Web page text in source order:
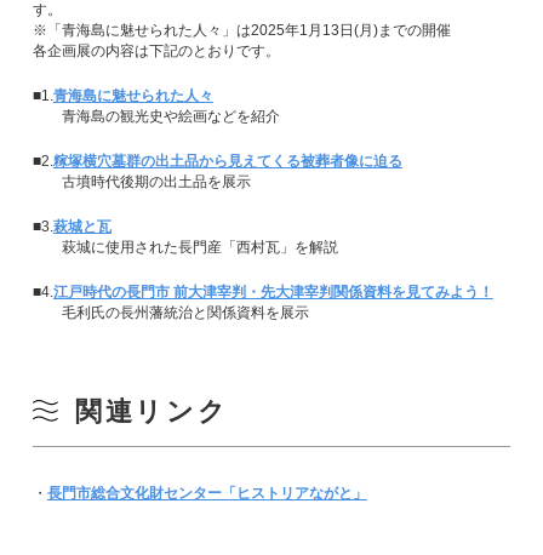
す。
※「青海島に魅せられた人々」は2025年1月13日(月)までの開催
各企画展の内容は下記のとおりです。
■1.青海島に魅せられた人々
青海島の観光史や絵画などを紹介
■2.糘塚横穴墓群の出土品から見えてくる被葬者像に迫る
古墳時代後期の出土品を展示
■3.萩城と瓦
萩城に使用された長門産「西村瓦」を解説
■4.江戸時代の長門市 前大津宰判・先大津宰判関係資料を見てみよう！
毛利氏の長州藩統治と関係資料を展示
関連リンク
・ 長門市総合文化財センター「ヒストリアながと」